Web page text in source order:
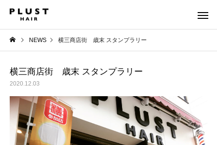
NEWS 横三商店街 歳末 スタンプラリー
横三商店街 歳末 スタンプラリー
2020.12.03